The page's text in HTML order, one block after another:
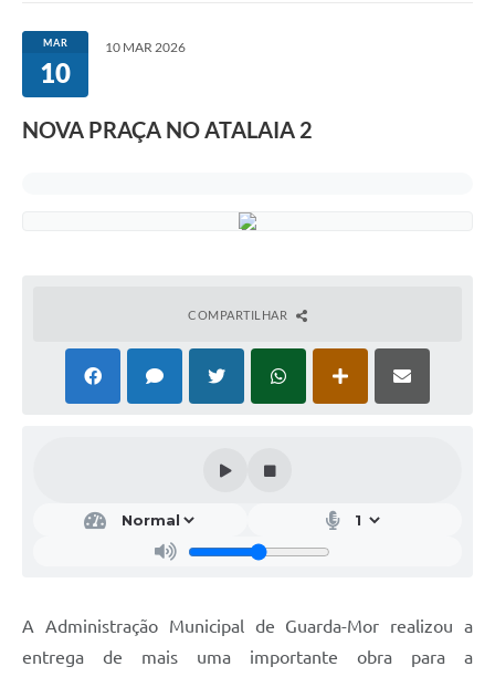
MAR
10
10 MAR 2026
NOVA PRAÇA NO ATALAIA 2
COMPARTILHAR
A Administração Municipal de Guarda-Mor realizou a
entrega de mais uma importante obra para a